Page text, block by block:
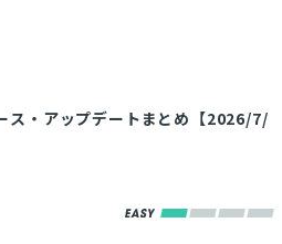
ス・アップデートまとめ【2026/7/